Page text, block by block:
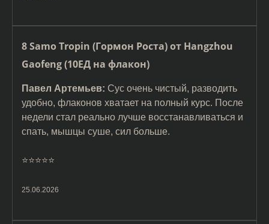
8 Samo Tropin (Гормон Роста) от Hangzhou
Gaofeng (10ЕД на флакон)
Павел Артемьев: Сус очень чистый, разводить
удобно, флаконов хватает на полный курс. После
недели стал реально лучше восстанавливаться и
спать, мышцы суше, сил больше.
⭐️⭐️⭐️⭐️⭐️
25.06.2026